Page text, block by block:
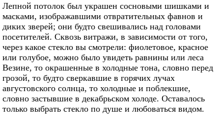
Лепной потолок был украшен сосновыми шишками и
масками, изображавшими отвратительных фавнов и
диких зверей; они будто свешивались над головами
посетителей. Сквозь витражи, в зависимости от того,
через какое стекло вы смотрели: фиолетовое, красное
или голубое, можно было увидеть равнины или леса
Везине, то окрашенные в холодные тона, словно перед
грозой, то будто сверкавшие в горячих лучах
августовского солнца, то холодные и поблекшие,
словно застывшие в декабрьском холоде. Оставалось
только выбрать стекло по душе и любоваться видом.